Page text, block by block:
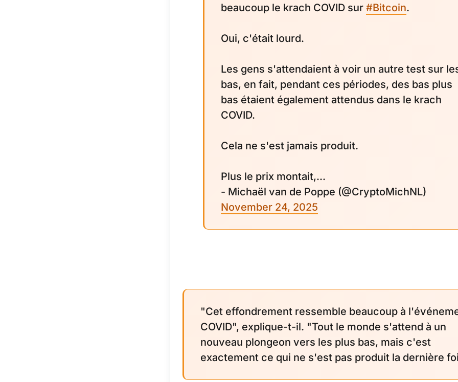
beaucoup le krach COVID sur #Bitcoin.
Oui, c'était lourd.
Les gens s'attendaient à voir un autre test sur
bas, en fait, pendant ces périodes, des bas plus
bas étaient également attendus dans le krach
COVID.
Cela ne s'est jamais produit.
Plus le prix montait,...
- Michaël van de Poppe (@CryptoMichNL)
November 24, 2025
"Cet effondrement ressemble beaucoup à
COVID", explique-t-il. "Tout le monde s'attend à un
nouveau plongeon vers les plus bas, mais c'est
exactement ce qui ne s'est pas produit la dernière